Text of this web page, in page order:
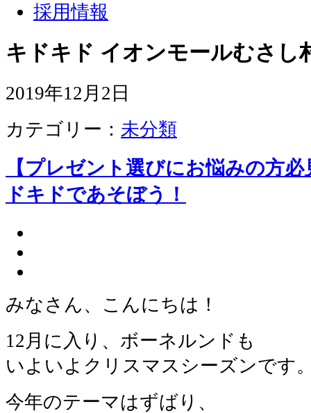
採用情報
キドキド イオンモールむさし
2019年12月2日
カテゴリー： 未分類
【プレゼント選びにお悩みの方
ドキドであそぼう！
みなさん、こんにちは！
12月に入り、ボーネルンドも
いよいよクリスマスシーズンです
今年のテーマはずばり、